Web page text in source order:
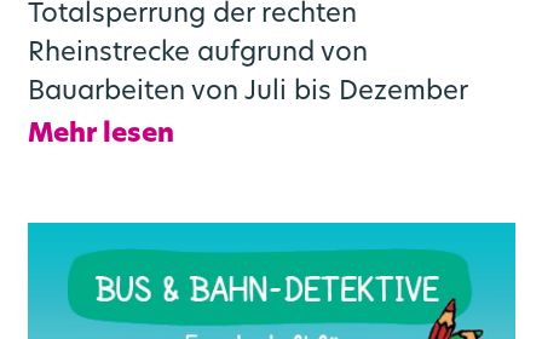
Totalsperrung der rechten
Rheinstrecke aufgrund von
Bauarbeiten von Juli bis Dezember
Mehr lesen